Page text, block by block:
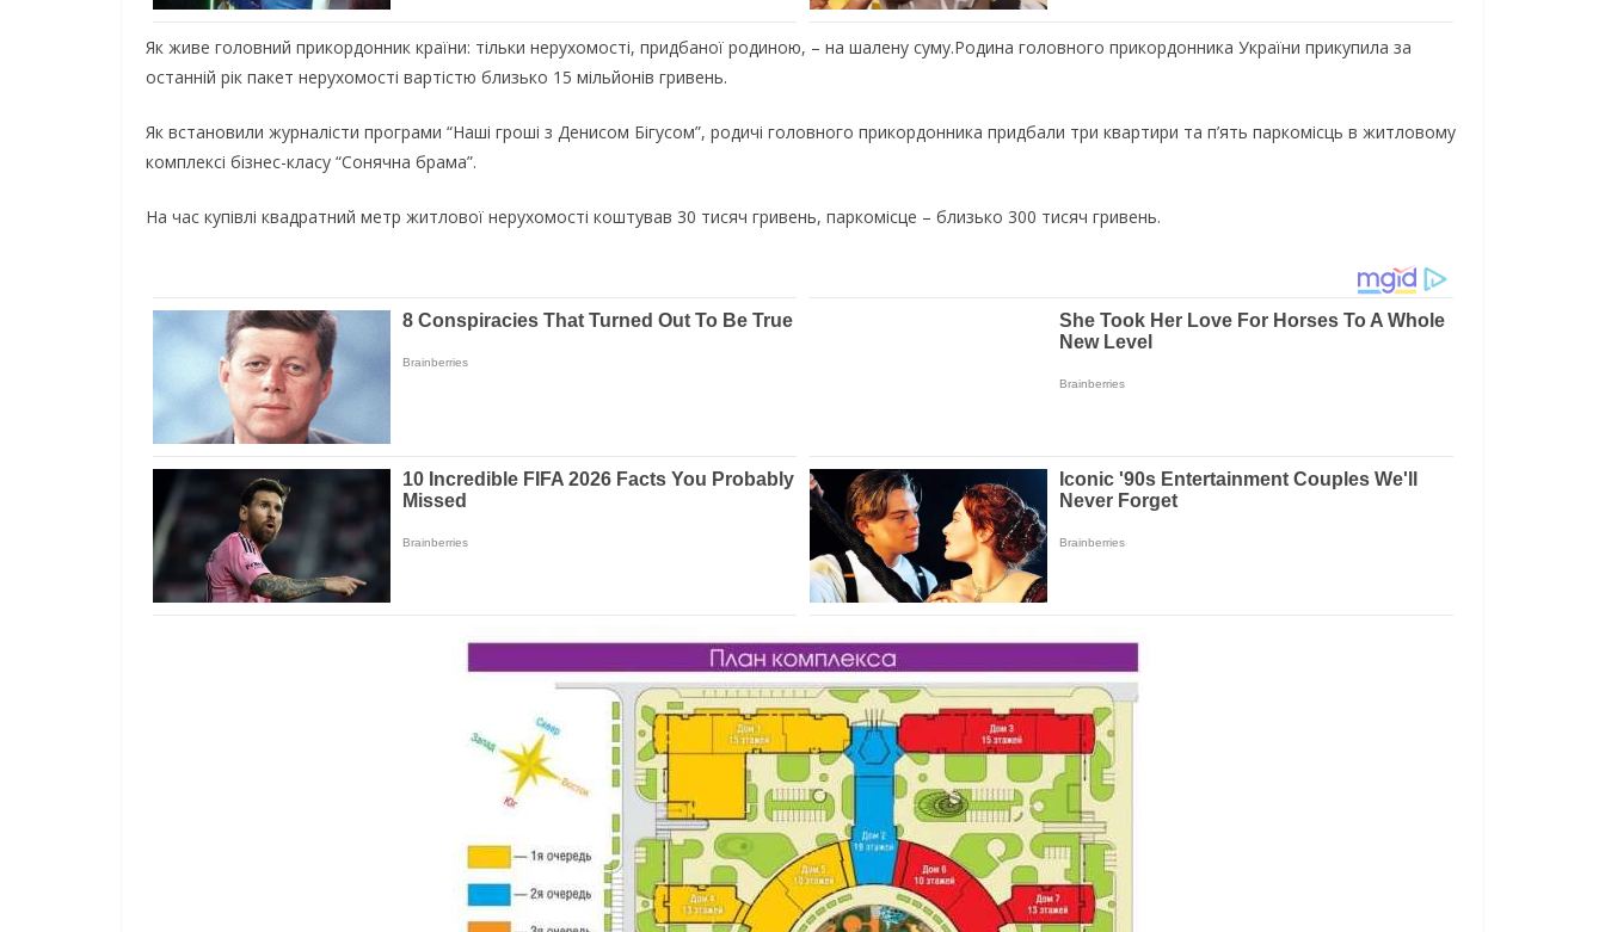
Як живе головний прикордонник країни: тільки нерухомості, придбаної родиною, – на шалену суму.Родина головного прикордонника України прикупила за
останній рік пакет нерухомості вартістю близько 15 мільйонів гривень.
Як встановили журналісти програми “Наші гроші з Денисом Бігусом”, родичі головного прикордонника придбали три квартири та п’ять паркомісць в житловому
комплексі бізнес-класу “Сонячна брама”.
На час купівлі квадратний метр житлової нерухомості коштував 30 тисяч гривень, паркомісце – близько 300 тисяч гривень.